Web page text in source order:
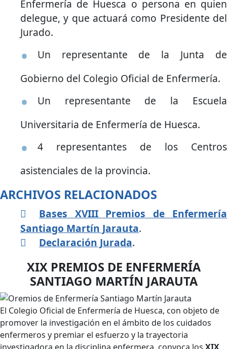
Enfermería de Huesca o persona en quien
delegue, y que actuará como Presidente del
Jurado.
Un representante de la Junta de
Gobierno del Colegio Oficial de Enfermería.
Un representante de la Escuela
Universitaria de Enfermería de Huesca.
4 representantes de los Centros
asistenciales de la provincia.
ARCHIVOS RELACIONADOS
Bases XVIII Premios de Enfermería
Santiago Martín Jarauta.
Declaración Jurada.
XIX PREMIOS DE ENFERMERÍA
SANTIAGO MARTÍN JARAUTA
El Colegio Oficial de Enfermería de Huesca, con objeto de
promover la investigación en el ámbito de los cuidados
enfermeros y premiar el esfuerzo y la trayectoria